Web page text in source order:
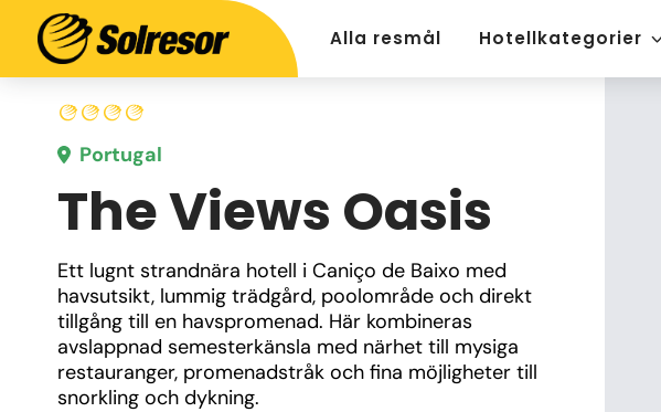
Alla resmål Hotellkategorier
Portugal
The Views Oasis
Ett lugnt strandnära hotell i Caniço de Baixo med
havsutsikt, lummig trädgård, poolområde och direkt
tillgång till en havspromenad. Här kombineras
avslappnad semesterkänsla med närhet till mysiga
restauranger, promenadstråk och fina möjligheter till
snorkling och dykning.